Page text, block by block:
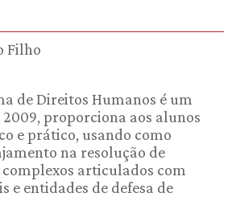
Filho
de Direitos Humanos é um
proporciona aos alunos
e prático, usando como
na resolução de
articulados com
e entidades de defesa de